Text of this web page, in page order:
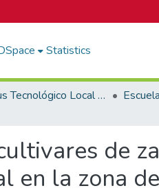
Statistics
Campus Tecnológico Local San Carlos
de
en la zona